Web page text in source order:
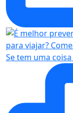
Se tem uma